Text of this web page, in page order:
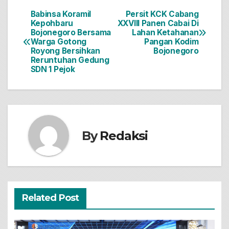
Navigasi
pos
Persit KCK Cabang
XXVIII Panen Cabai Di
Lahan Ketahanan
Pangan Kodim
Bojonegoro
Babinsa Koramil
Kepohbaru
Bojonegoro Bersama
Warga Gotong
Royong Bersihkan
Reruntuhan Gedung
SDN 1 Pejok
ByRedaksi
Related Post